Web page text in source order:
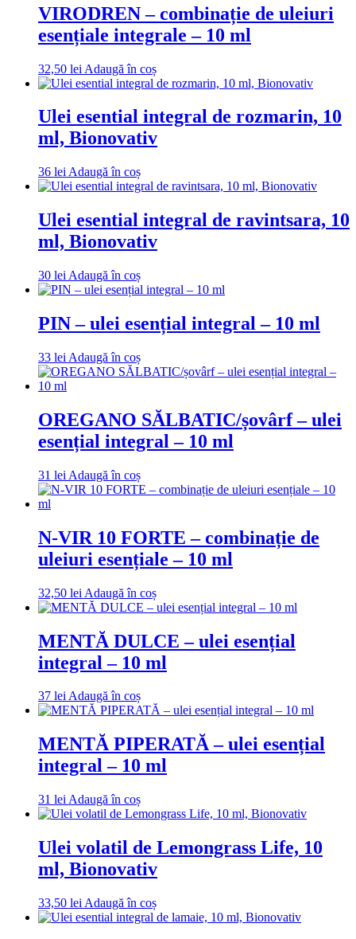
VIRODREN – combinație de uleiuri
esențiale integrale – 10 ml
32,50 lei Adaugă în coș
Ulei esential integral de rozmarin, 10
ml, Bionovativ
36 lei Adaugă în coș
Ulei esential integral de ravintsara, 10
ml, Bionovativ
30 lei Adaugă în coș
PIN – ulei esențial integral – 10 ml
33 lei Adaugă în coș
OREGANO SĂLBATIC/șovârf – ulei
esențial integral – 10 ml
31 lei Adaugă în coș
N-VIR 10 FORTE – combinație de
uleiuri esențiale – 10 ml
32,50 lei Adaugă în coș
MENTĂ DULCE – ulei esențial
integral – 10 ml
37 leiAdaugă în coș
MENTĂ PIPERATĂ – ulei esențial
integral – 10 ml
31 lei Adaugă în coș
Ulei volatil de Lemongrass Life, 10
ml, Bionovativ
33,50 lei Adaugă în coș